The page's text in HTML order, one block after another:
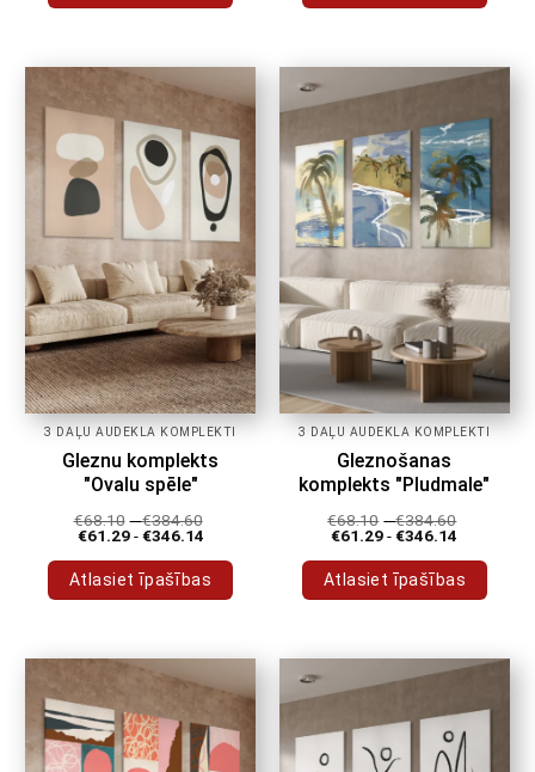
ir
vairāki
varianti.
Variantus
var
izvēlēties
produkta
lapā
ir
vairāki
varianti.
Variantus
var
izvēlēties
produkta
lapā
3 DAĻU AUDEKLA KOMPLEKTI
Gleznu komplekts
"Ovalu spēle"
€68.10 -€384.60
€61.29-€346.14
Atlasiet īpašības
ir
vairāki
varianti.
Variantus
var
3 DAĻU AUDEKLA KOMPLEKTI
Gleznošanas
komplekts "Pludmale"
€68.10 -€384.60
€61.29-€346.14
Atlasiet īpašības
ir
vairāki
varianti.
Variantus
var